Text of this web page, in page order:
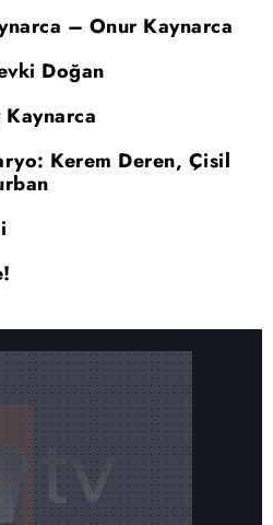
– Onur Kaynarca
Doğan
Kerem Deren, Çisil